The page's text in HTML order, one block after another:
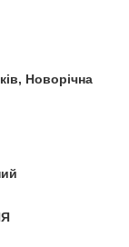
Новорічна